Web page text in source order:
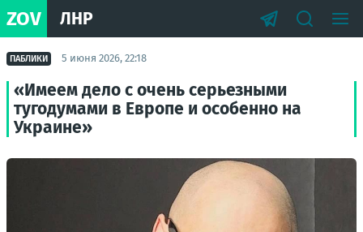
ZOV ЛНР
ПАБЛИКИ 5 июня 2026, 22:18
«Имеем дело с очень серьезными
тугодумами в Европе и особенно на
Украине»